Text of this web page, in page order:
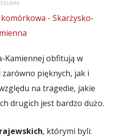
Kamiennej obfitują w
pięknych, jak i
na tragedie, jakie
drugich jest bardzo dużo.
, którymi byli: